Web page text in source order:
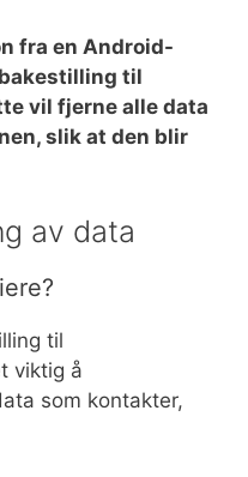
fra en Android-
til
vil fjerne alle data
slik at den blir
av data
til
viktig å
som kontakter,